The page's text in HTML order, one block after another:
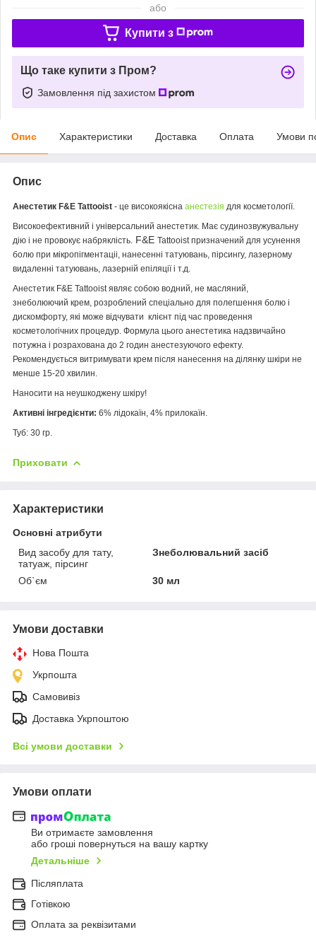
або
Купити з
Що таке купити з Пром?
Замовлення під захистом
Опис Характеристики Доставка Оплата Умови
Опис
Анестетик F&E Tattooist - це високоякісна анестезія для косметології.
Високоефективний і універсальний анестетик. Має судинозвужувальну
дію і не провокує набряклість. F&E Tattooist призначений для усунення
болю при мікропігментаціі, нанесенні татуювань, пірсингу, лазерному
видаленні татуювань, лазерній епіляції і т.д.
Анестетик F&E Tattooist являє собою водний, не масляний,
знеболюючий крем, розроблений спеціально для полегшення болю і
дискомфорту, які може відчувати клієнт під час проведення
косметологічних процедур. Формула цього анестетика надзвичайно
потужна і розрахована до 2 годин анестезуючого ефекту.
Рекомендується витримувати крем після нанесення на ділянку шкіри не
менше 15-20 хвилин.
Наносити на неушкоджену шкіру!
Активні інгредієнти: 6% лідокаїн, 4% прилокаїн.
Туб: 30 гр.
Приховати
Характеристики
Основні атрибути
Вид засобу для тату,
татуаж, пірсинг
Знеболювальний засіб
Об`єм 30 мл
Умови доставки
Нова Пошта
Укрпошта
Самовивіз
Доставка Укрпоштою
Всі умови доставки
Умови оплати
Ви отримаєте замовлення
або гроші повернуться на вашу картку
Детальніше
Післяплата
Готівкою
Оплата за реквізитами